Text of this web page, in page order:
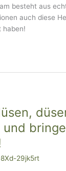
besteht aus
auch diese
haben!
und
29jk5rt